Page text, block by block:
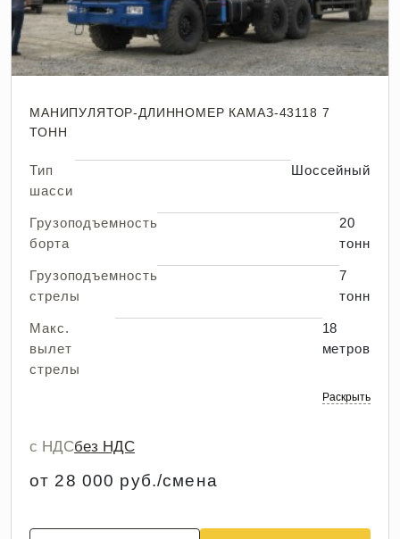
МАНИПУЛЯТОР-ДЛИННОМЕР КАМАЗ-43118 7
ТОНН
Тип
шасси
Шоссейный
Грузоподъемность
борта
20
тонн
Грузоподъемность
стрелы
7
тонн
Макс.
вылет
стрелы
18
метров
Раскрыть
с НДСбез НДС
от 28 000 руб./смена